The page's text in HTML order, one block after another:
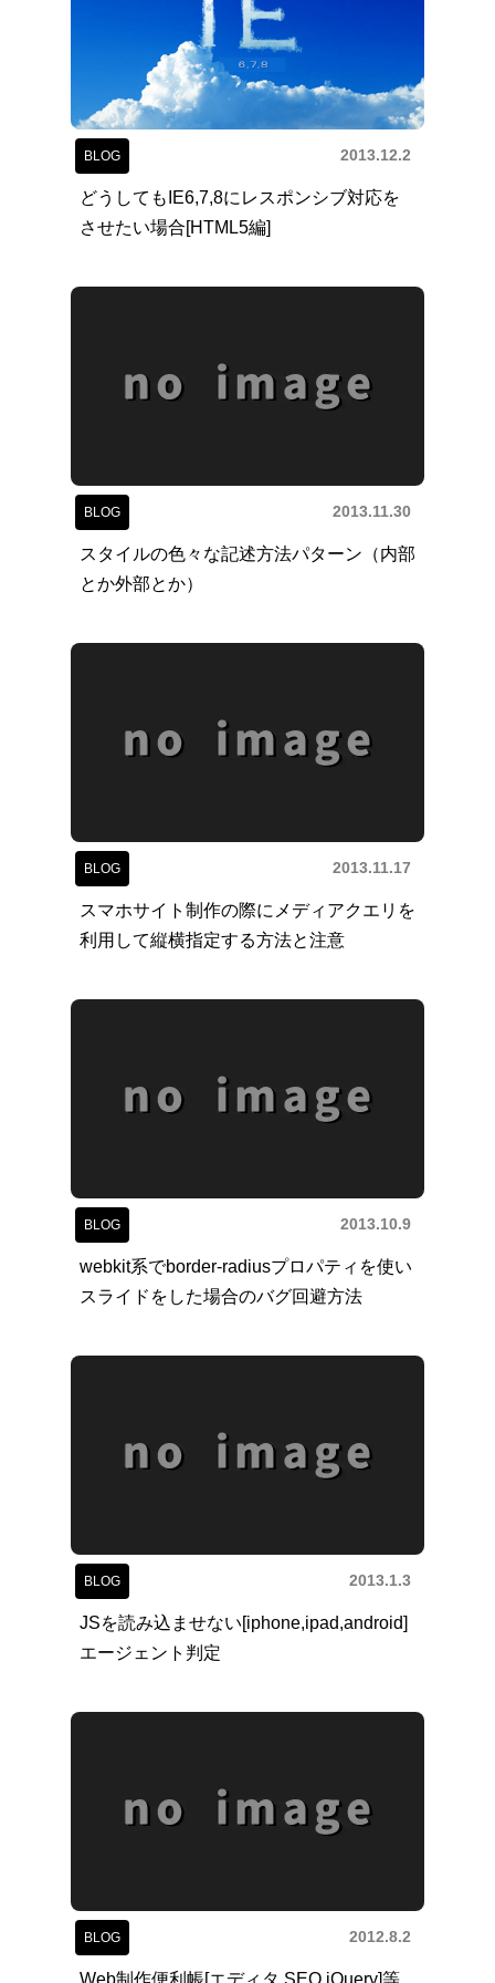
BLOG 2013.12.2
どうしてもIE6,7,8にレスポンシブ対応を
させたい場合[HTML5編]
BLOG 2013.11.30
スタイルの色々な記述方法パターン（内部
とか外部とか）
BLOG 2013.11.17
スマホサイト制作の際にメディアクエリを
利用して縦横指定する方法と注意
BLOG 2013.10.9
webkit系でborder-radiusプロパティを使い
スライドをした場合のバグ回避方法
BLOG 2013.1.3
JSを読み込ませない[iphone,ipad,android]
エージェント判定
BLOG 2012.8.2
Web制作便利帳[エディタ,SEO,jQuery]等